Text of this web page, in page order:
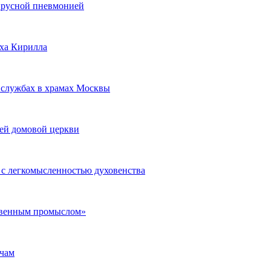
пневмонией
Кирилла
в храмах Москвы
домовой церкви
легкомысленностью духовенства
промыслом»